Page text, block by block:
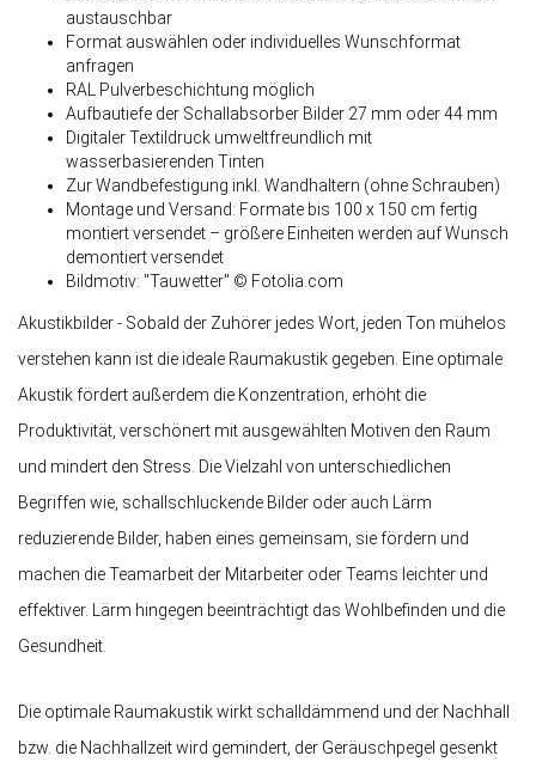
austauschbar
Format auswählen oder individuelles Wunschformat
anfragen
RAL Pulverbeschichtung möglich
Aufbautiefe der Schallabsorber Bilder 27 mm oder 44 mm
Digitaler Textildruck umweltfreundlich mit
wasserbasierenden Tinten
Zur Wandbefestigung inkl. Wandhaltern (ohne Schrauben)
Montage und Versand: Formate bis 100 x 150 cm fertig
montiert versendet – größere Einheiten werden auf Wunsch
demontiert versendet
Bildmotiv: "Tauwetter" © Fotolia.com
Akustikbilder - Sobald der Zuhörer jedes Wort, jeden Ton mühelos
verstehen kann ist die ideale Raumakustik gegeben. Eine optimale
Akustik fördert außerdem die Konzentration, erhöht die
Produktivität, verschönert mit ausgewählten Motiven den Raum
und mindert den Stress. Die Vielzahl von unterschiedlichen
Begriffen wie, schallschluckende Bilder oder auch Lärm
reduzierende Bilder, haben eines gemeinsam, sie fördern und
machen die Teamarbeit der Mitarbeiter oder Teams leichter und
effektiver. Lärm hingegen beeinträchtigt das Wohlbefinden und die
Gesundheit.
Die optimale Raumakustik wirkt schalldämmend und der Nachhall
bzw. die Nachhallzeit wird gemindert, der Geräuschpegel gesenkt